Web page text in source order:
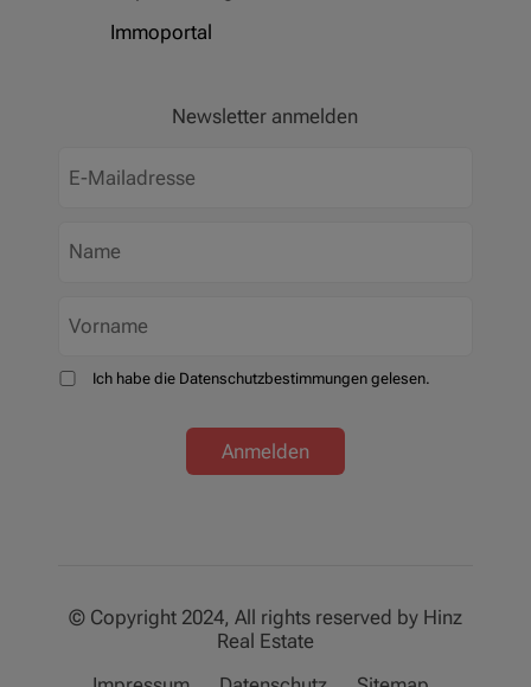
Immoportal
Newsletter anmelden
Ich habe die Datenschutzbestimmungen gelesen.
Anmelden
© Copyright 2024, All rights reserved by Hinz
Real Estate